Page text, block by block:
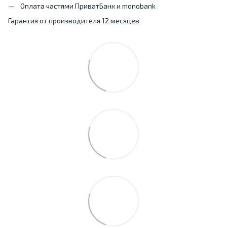
Оплата частями ПриватБанк и monobank
Гарантия от производителя 12 месяцев